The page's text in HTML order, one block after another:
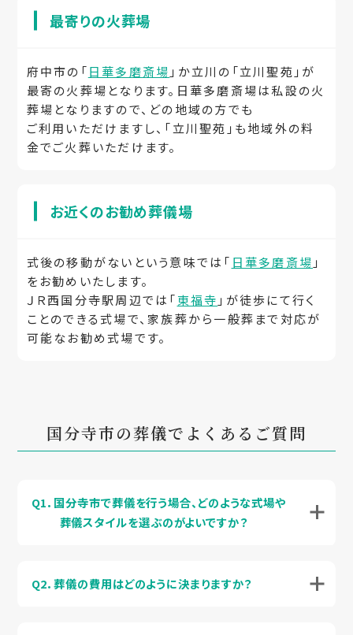
最寄りの火葬場
府中市の「日華多磨斎場 」か立川の「立川聖苑」が
最寄の火葬場となります。日華多磨斎場は私設の火
葬場となりますので、どの地域の方でも
ご利用いただけますし、「立川聖苑」も地域外の料
金でご火葬いただけます。
お近くのお勧め葬儀場
式後の移動がないという意味では「 日華多磨斎場 」
をお勧めいたします。
ＪＲ西国分寺駅周辺では「東福寺 」が徒歩にて行く
ことのできる式場で、家族葬から一般葬まで対応が
可能なお勧め式場です。
国分寺市の葬儀でよくあるご質問
Q1．国分寺市で葬儀を行う場合、どのような式場や
葬儀スタイルを選ぶのがよいですか？
Q2．葬儀の費用はどのように決まりますか？